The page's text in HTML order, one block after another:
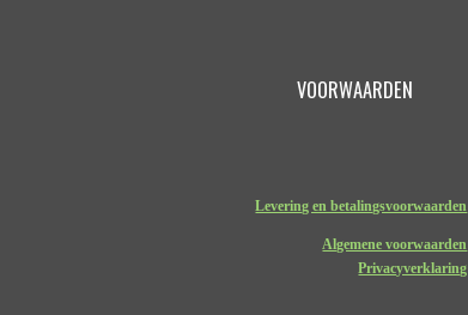
VOORWAARDEN
Levering en betalingsvoorwaarden
Algemene voorwaarden
Privacyverklaring